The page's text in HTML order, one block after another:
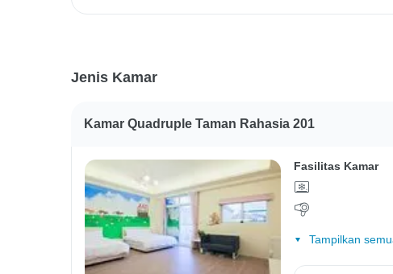
Jenis Kamar
Kamar Quadruple Taman Rahasia 201
Fasilitas Kamar
Tampilkan